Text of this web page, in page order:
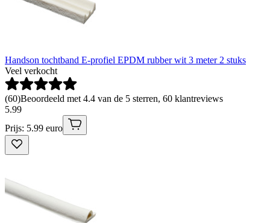
Handson tochtband E-profiel EPDM rubber wit 3 meter 2 stuks
Veel verkocht
(60)Beoordeeld met 4.4 van de 5 sterren, 60 klantreviews
5.99
Prijs: 5.99 euro